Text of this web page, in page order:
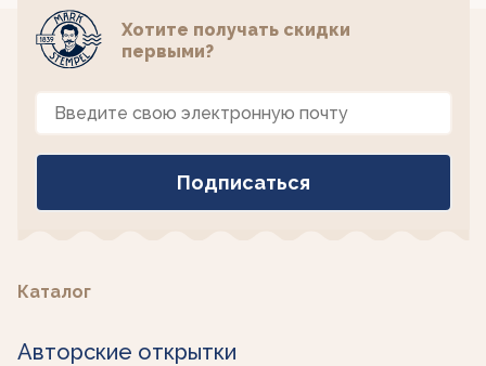
Хотите получать скидки
первыми?
Каталог
Авторские открытки